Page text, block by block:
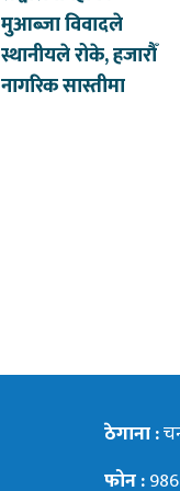
मुआब्जा विवादले
स्थानीयले रोके, हजारौँ
नागरिक सास्तीमा
ठेगाना :
फोन :